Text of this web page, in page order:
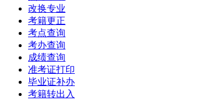
改换专业
考籍更正
考点查询
考办查询
成绩查询
准考证打印
毕业证补办
考籍转出入